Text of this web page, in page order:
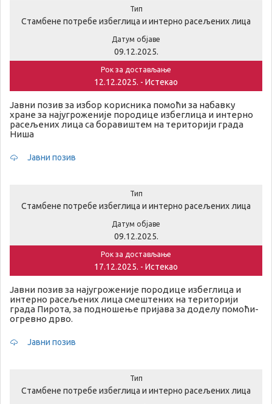
Тип
Стамбене потребе избеглица и интерно расељених лица
Датум објаве
09.12.2025.
Рок за достављање
12.12.2025. - Истекао
Јавни позив за избор корисника помоћи за набавку
хране за најугроженије породице избеглица и интерно
расељених лица са боравиштем на територији града
Ниша
Јавни позив
Тип
Стамбене потребе избеглица и интерно расељених лица
Датум објаве
09.12.2025.
Рок за достављање
17.12.2025. - Истекао
Јавни позив за најугроженије породице избеглица и
интерно расељених лица смештених на територији
града Пирота, за подношење пријава за доделу помоћи-
огревно дрво.
Јавни позив
Тип
Стамбене потребе избеглица и интерно расељених лица